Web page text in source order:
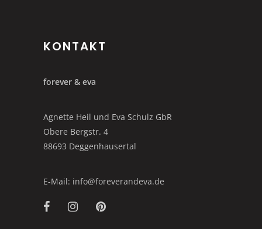
KONTAKT
forever & eva
Agnette Heil und Eva Schulz GbR
Obere Bergstr. 4
88693 Deggenhausertal
E-Mail: info@foreverandeva.de